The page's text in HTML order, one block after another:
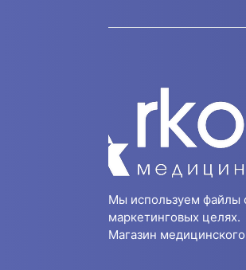
Мы используем файлы
маркетинговых целях.
Магазин